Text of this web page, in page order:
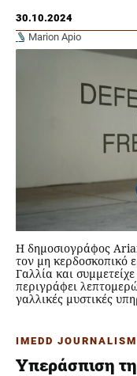
30.10.2024
Marion Apio
Η δημοσιογράφος
τον μη κερδοσκοπικό
Γαλλία και
περιγράφει
γαλλικές μυστικές
IMEDD
Υπεράσπιση